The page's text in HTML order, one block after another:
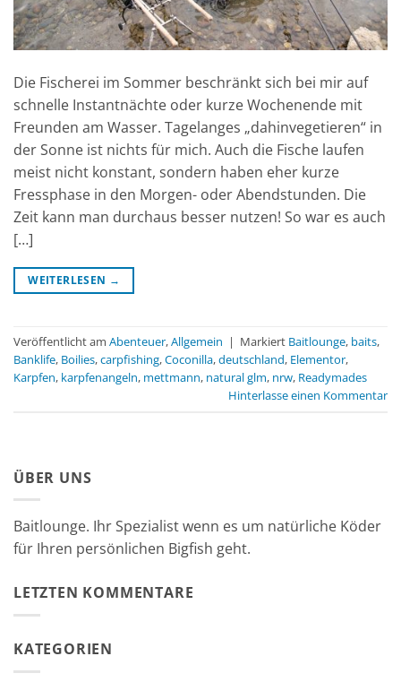
Die Fischerei im Sommer beschränkt sich bei mir auf
schnelle Instantnächte oder kurze Wochenende mit
Freunden am Wasser. Tagelanges „dahinvegetieren“ in
der Sonne ist nichts für mich. Auch die Fische laufen
meist nicht konstant, sondern haben eher kurze
Fressphase in den Morgen- oder Abendstunden. Die
Zeit kann man durchaus besser nutzen! So war es auch
[…]
WEITERLESEN →
Veröffentlicht am Abenteuer,Allgemein | Markiert Baitlounge, baits,
Banklife, Boilies,carpfishing,Coconilla,deutschland, Elementor,
Karpfen, karpfenangeln, mettmann, natural glm, nrw, Readymades
Hinterlasse einen Kommentar
ÜBER UNS
Baitlounge. Ihr Spezialist wenn es um natürliche Köder
für Ihren persönlichen Bigfish geht.
LETZTEN KOMMENTARE
KATEGORIEN